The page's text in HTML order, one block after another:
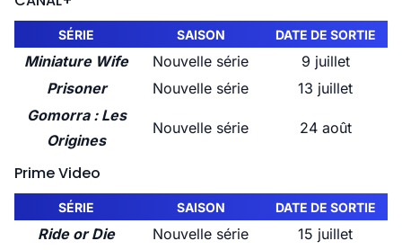
SÉRIE SAISON DATE DE SORTIE
Miniature Wife Nouvelle série
9 juillet
Prisoner
Nouvelle série
13 juillet
Gomorra : Les
Origines
Nouvelle série 24 août
Prime Video
SÉRIE SAISON DATE DE SORTIE
Ride or Die Nouvelle série
15 juillet